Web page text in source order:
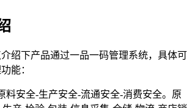
下产品通过一品一码管理系统，具体可
能：
料安全-生产安全-流通安全-消费安全。原